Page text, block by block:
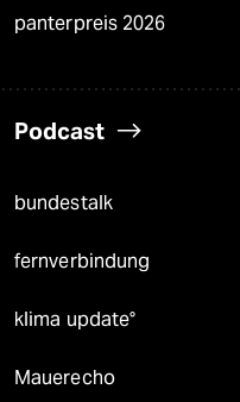
panterpreis 2026
Podcast
bundestalk
fernverbindung
klima update°
Mauerecho